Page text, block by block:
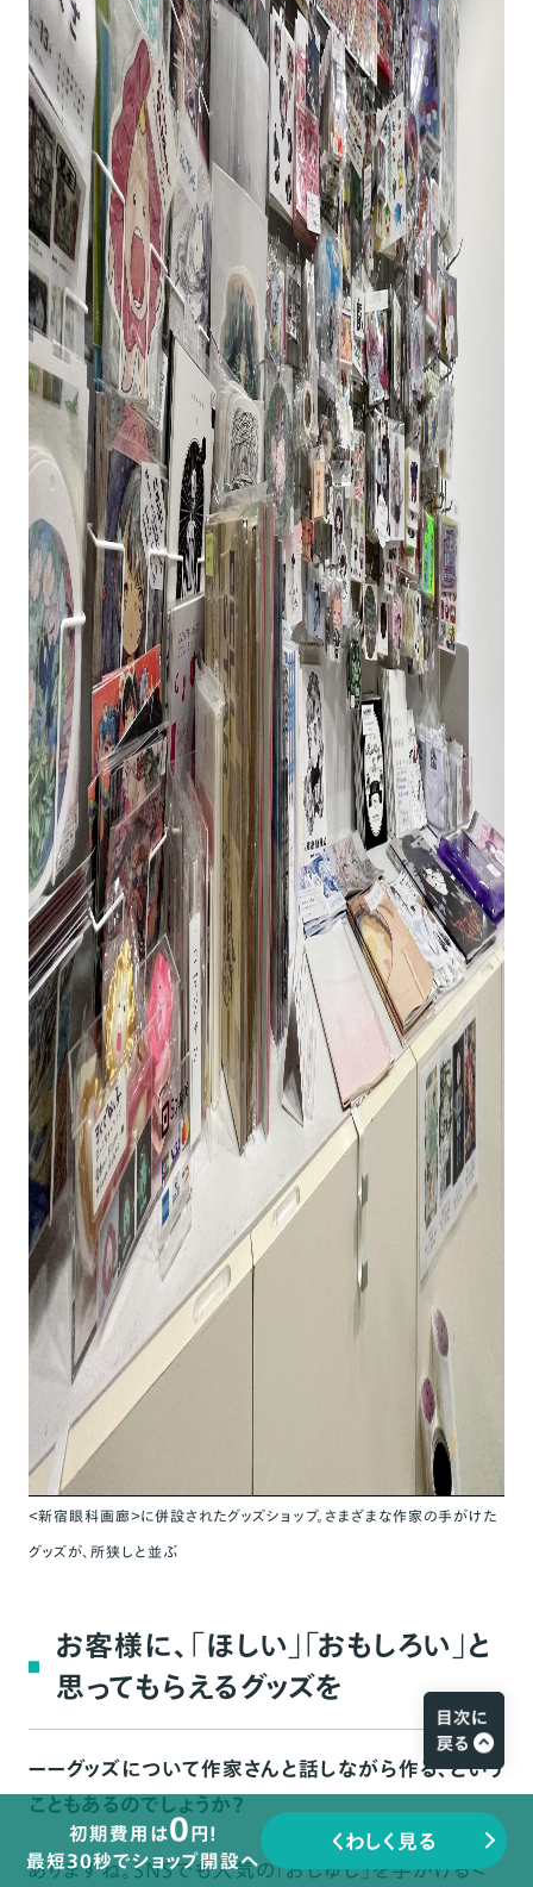
＜新宿眼科画廊＞に併設されたグッズショップ。さまざまな作家の手がけた
グッズが、所狭しと並ぶ
お客様に、「ほしい」「おもしろい」と
思ってもらえるグッズを
ーーグッズについて作家さんと話しながら作る、という
こともあるのでしょうか？
ありますね。SNSでも人気の「おしゅし」を手がける＜
初期費用は0円!
最短30秒でショップ開設へ
くわしく見る